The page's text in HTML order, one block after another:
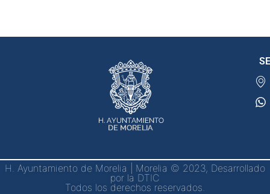
H. Ayuntamiento de Morelia | Morelia © 2023, Desarrollado
por la DTIC
Todos los derechos reservados.